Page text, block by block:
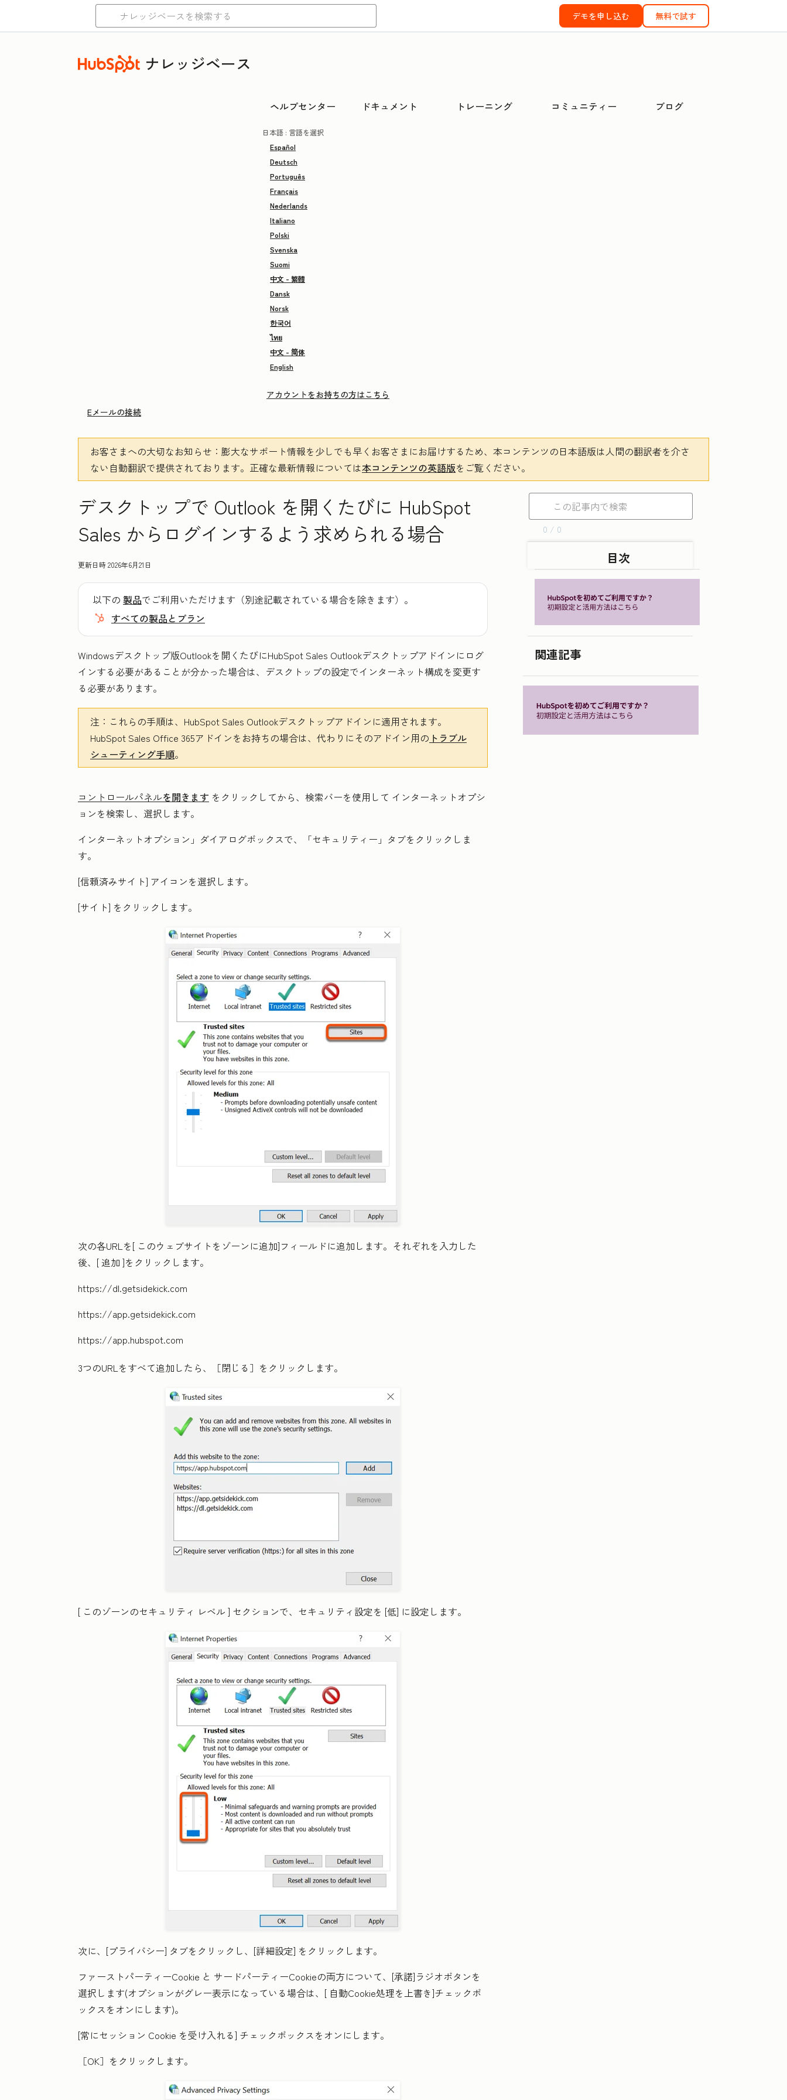
デモを申し込む 無料で試す
ナレッジベース
ヘルプセンター ドキュメント トレーニング コミュニティー ブログ
日本語 : 言語を選択
Español
Deutsch
Português
Français
Nederlands
Italiano
Polski
Svenska
Suomi
中文 - 繁體
Dansk
Norsk
한국어
ไทย
中文 - 简体
English
アカウントをお持ちの方はこちら
Eメールの接続
お客さまへの大切なお知らせ ：膨大なサポート情報を少しでも早くお客さまにお届けするため、本コンテンツの日本語版は人間の翻訳者を介さ
ない自動翻訳で提供されております。 正確な最新情報については本コンテンツの英語版をご覧ください。
デスクトップで Outlook を開くたびに HubSpot
Sales からログインするよう求められる場合
更新日時2026年6月21日
以下の 製品でご利用いただけます（別途記載されている場合を除きます）。
すべての製品とプラン
Windowsデスクトップ版Outlookを開くたびにHubSpot Sales Outlookデスクトップアドインにログ
インする必要があることが分かった場合は、デスクトップの設定でインターネット構成を変更す
る必要があります。
注： これらの手順は、HubSpot Sales Outlookデスクトップアドインに適用されます。
HubSpot Sales Office 365アドインをお持ちの場合は、代わりにそのアドイン用の トラブル
シューティング手順。
コントロールパネルを開きます をクリックしてから、検索バーを使用して インターネットオプシ
ョンを検索し、選択します。
インターネットオプション 」ダイアログボックスで、「セキュリティー 」タブをクリックしま
す。
[信頼済みサイト] アイコンを選択します。
[サイト] をクリックします。
次の各URLを[ このウェブサイトをゾーンに追加]フィールドに追加します。それぞれを入力した
後、[追加 ]をクリックします。
https://dl.getsidekick.com
https://app.getsidekick.com
https://app.hubspot.com
3つのURLをすべて追加したら、
［閉じる］ をクリックします。
[ このゾーンのセキュリティ レベル ] セクションで、セキュリティ設定を [低] に設定します。
次に、 [プライバシー] タブをクリックし、 [詳細設定] をクリックします。
ファーストパーティーCookie と サードパーティ ーCookieの両方について、[承諾]ラジオボタンを
選択します(オプションがグレー表示になっている場合は、[ 自動Cookie処理を上書き]チェックボ
ックスをオンにします)。
[常にセッション Cookie を受け入れる] チェックボックスをオンにします。
［OK］ をクリックします。
0 / 0
目次
関連記事